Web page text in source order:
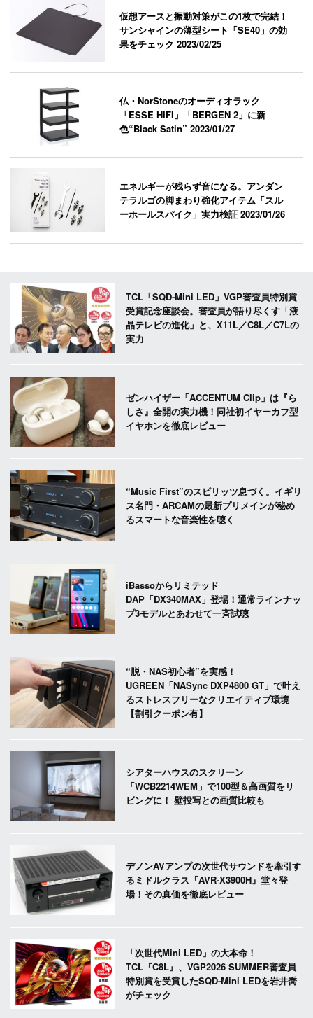
仮想アースと振動対策がこの1枚で完結！
サンシャインの薄型シート「SE40」の効
果をチェック2023/02/25
仏・NorStoneのオーディオラック
「ESSE HIFI」「BERGEN 2」に新
色“Black Satin”2023/01/27
エネルギーが残らず音になる。アンダン
テラルゴの脚まわり強化アイテム「スル
ーホールスパイク」実力検証2023/01/26
TCL「SQD-Mini LED」VGP審査員特別賞
受賞記念座談会。審査員が語り尽くす「液
晶テレビの進化」と、X11L／C8L／C7Lの
実力
ゼンハイザー「ACCENTUM Clip」は『ら
しさ』全開の実力機！同社初イヤーカフ型
イヤホンを徹底レビュー
“Music First”のスピリッツ息づく。イギリ
ス名門・ARCAMの最新プリメインが秘め
るスマートな音楽性を聴く
iBassoからリミテッド
DAP「DX340MAX」登場！通常ラインナッ
プ3モデルとあわせて一斉試聴
“脱・NAS初心者”を実感！
UGREEN「NASync DXP4800 GT」で叶え
るストレスフリーなクリエイティブ環境
【割引クーポン有】
シアターハウスのスクリーン
「WCB2214WEM」で100型＆高画質をリ
ビングに！ 壁投写との画質比較も
デノンAVアンプの次世代サウンドを牽引す
るミドルクラス『AVR-X3900H』堂々登
場！その真価を徹底レビュー
「次世代Mini LED」の大本命！
TCL『C8L』、VGP2026 SUMMER審査員
特別賞を受賞したSQD-Mini LEDを岩井喬
がチェック